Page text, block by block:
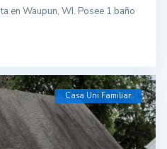
en Waupun, WI. Posee 1 baño
Casa Uni Familiar